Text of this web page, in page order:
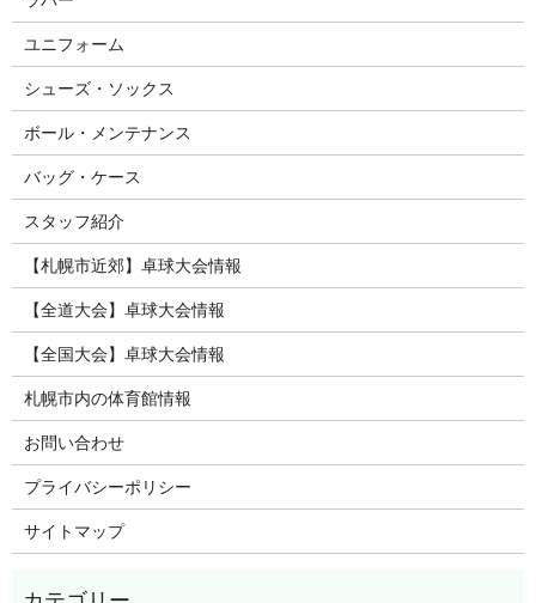
ユニフォーム
シューズ・ソックス
ボール・メンテナンス
バッグ・ケース
スタッフ紹介
【札幌市近郊】卓球大会情報
【全道大会】卓球大会情報
【全国大会】卓球大会情報
札幌市内の体育館情報
お問い合わせ
プライバシーポリシー
サイトマップ